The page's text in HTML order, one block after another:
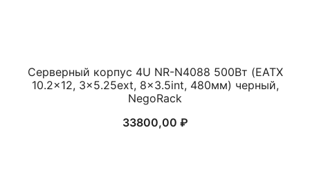
Серверный корпус 4U NR-N4088 500Вт (EATX
10.2×12, 3×5.25ext, 8×3.5int, 480мм) черный,
NegoRack
33800,00 ₽